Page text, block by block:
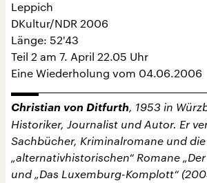
Leppich
DKultur/NDR 2006
Länge: 52'43
Teil 2 am 7. April 22.05 Uhr
Eine Wiederholung vom 04.06.2006
Christian von Ditfurth, 1953 in
Historiker, Journalist und Autor. Er
Sachbücher, Kriminalromane und die
„alternativhistorischen“ Romane
und „Das Luxemburg-Komplott“